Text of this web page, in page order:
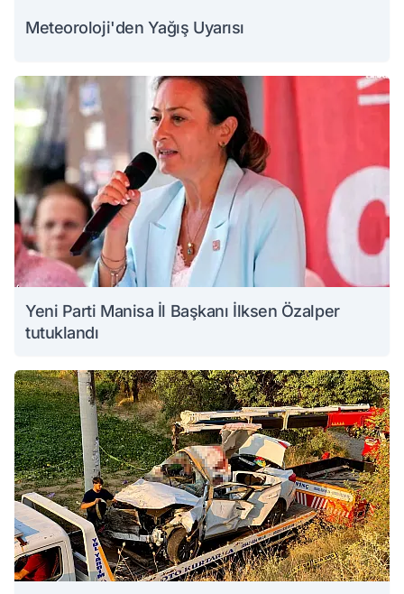
Meteoroloji'den Yağış Uyarısı
Yeni Parti Manisa İl Başkanı İlksen Özalper
tutuklandı